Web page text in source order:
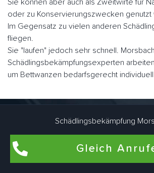
Sie können aber auch als Zweitwirte für
oder zu Konservierungszwecken genutzt
Im Gegensatz zu vielen anderen
fliegen.
Sie "laufen" jedoch sehr schnell.
Schädlingsbekämpfungsexperten
um Bettwanzen bedarfsgerecht
Flohbekämpfung in
Flöhe kommen am häufigsten in
vor, in denen Haustiere wie Hunde und
Schädlingsbekämpfung
Gleich